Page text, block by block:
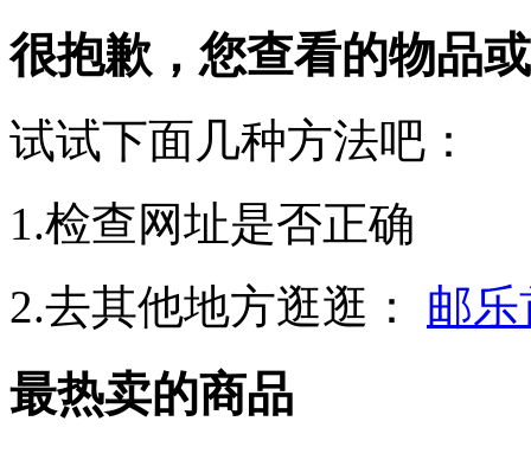
很抱歉，您查看的物品
试试下面几种方法吧：
1.检查网址是否正确
2.去其他地方逛逛：
邮
最热卖的商品